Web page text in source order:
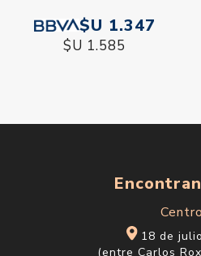
$U 1.347
$U 1.585
Centro
18 de
(entre Carlos